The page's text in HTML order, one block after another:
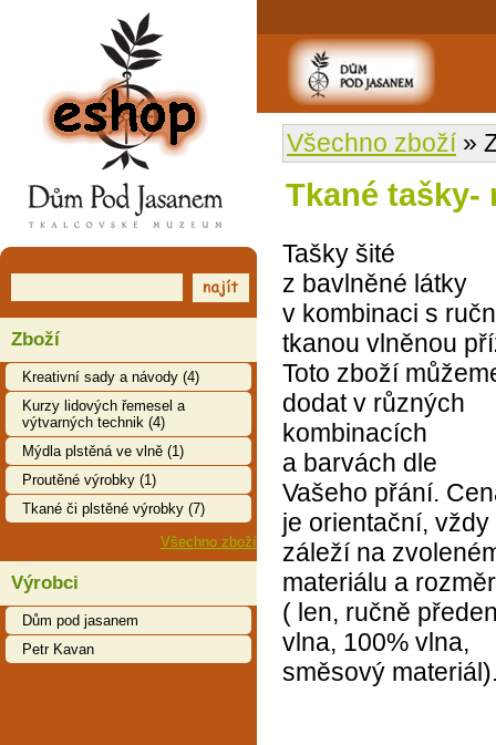
Zboží
Kreativní sady a návody (4)
Kurzy lidových řemesel a
výtvarných technik (4)
Mýdla plstěná ve vlně (1)
Proutěné výrobky (1)
Tkané či plstěné výrobky (7)
Všechno zboží
Výrobci
Dům pod jasanem
Petr Kavan
Všechno zboží»
Tkané tašky-
Tašky šité
z bavlněné látky
v kombinaci s
tkanou vlněnou
Toto zboží
dodat v různých
kombinacích
a barvách dle
Vašeho přání.
je orientační, vždy
záleží na
materiálu a
( len, ručně
vlna, 100% vlna,
směsový